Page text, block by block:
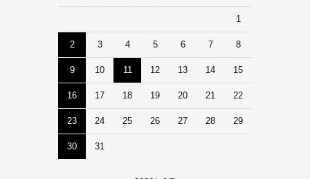
1
2 3 4 5 6 7 8
9 10 11 12 13 14 15
16 17 18 19 20 21 22
23 24 25 26 27 28 29
30 31